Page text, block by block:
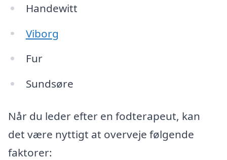
Handewitt
Viborg
Fur
Sundsøre
Når du leder efter en fodterapeut, kan
det være nyttigt at overveje følgende
faktorer: